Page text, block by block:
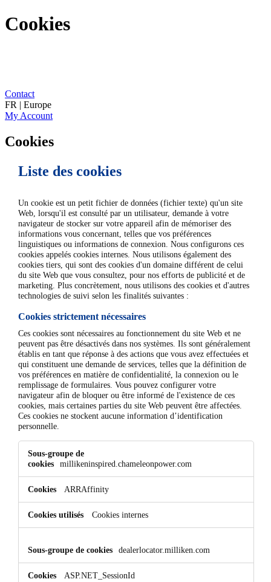
Cookies
Contact
FR | Europe
My Account
Cookies
Liste des cookies
Un cookie est un petit fichier de données (fichier texte) qu'un site
Web, lorsqu'il est consulté par un utilisateur, demande à votre
navigateur de stocker sur votre appareil afin de mémoriser des
informations vous concernant, telles que vos préférences
linguistiques ou informations de connexion. Nous configurons ces
cookies appelés cookies internes. Nous utilisons également des
cookies tiers, qui sont des cookies d'un domaine différent de celui
du site Web que vous consultez, pour nos efforts de publicité et de
marketing. Plus concrètement, nous utilisons des cookies et d'autres
technologies de suivi selon les finalités suivantes :
Cookies strictement nécessaires
Ces cookies sont nécessaires au fonctionnement du site Web et ne
peuvent pas être désactivés dans nos systèmes. Ils sont généralement
établis en tant que réponse à des actions que vous avez effectuées et
qui constituent une demande de services, telles que la définition de
vos préférences en matière de confidentialité, la connexion ou le
remplissage de formulaires. Vous pouvez configurer votre
navigateur afin de bloquer ou être informé de l'existence de ces
cookies, mais certaines parties du site Web peuvent être affectées.
Ces cookies ne stockent aucune information d’identification
personnelle.
Cookies
strictement
nécessairesmillikeninspired.chameleonpower.com
ARRAffinity
Cookies internes
dealerlocator.milliken.com
ASP.NET_SessionId